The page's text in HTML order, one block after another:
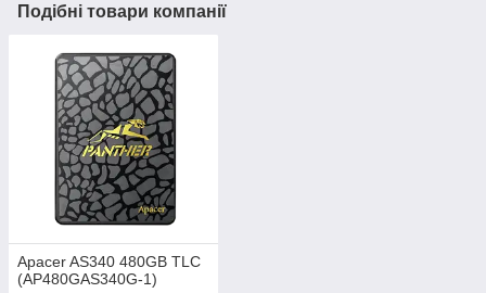
Подібні товари компанії
Apacer AS340 480GB TLC
(AP480GAS340G-1)